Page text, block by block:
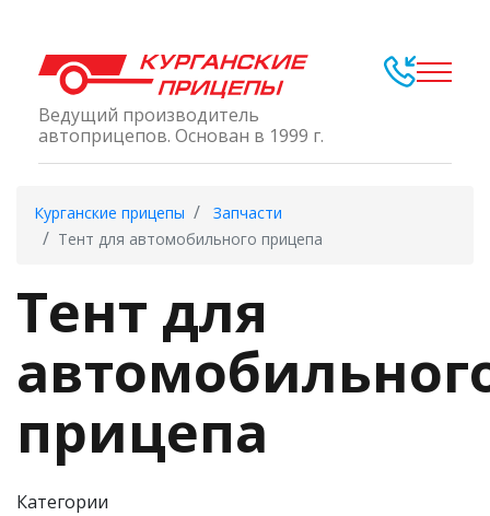
Ведущий производитель
автоприцепов. Основан в 1999 г.
Курганские прицепы
Запчасти
Тент для автомобильного прицепа
Тент для
прицепа
Категории